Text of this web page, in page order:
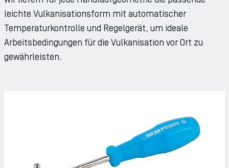
leichte Vulkanisationsform mit automatischer
Temperaturkontrolle und Regelgerät, um ideale
Arbeitsbedingungen für die Vulkanisation vor Ort zu
gewährleisten.